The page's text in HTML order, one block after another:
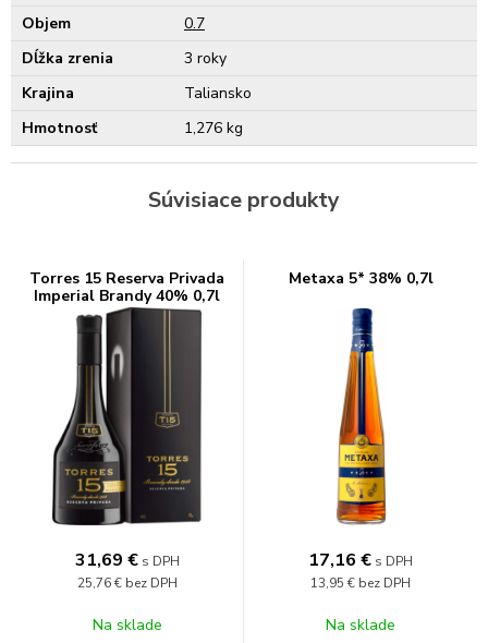
Objem
0.7
Dĺžka zrenia
3 roky
Krajina
Taliansko
Hmotnosť
1,276 kg
Súvisiace produkty
Torres 15 Reserva Privada
Imperial Brandy 40% 0,7l
31,69 € s DPH
25,76 € bez DPH
Na sklade
Metaxa 5* 38% 0,7l
17,16 € s DPH
13,95 € bez DPH
Na sklade